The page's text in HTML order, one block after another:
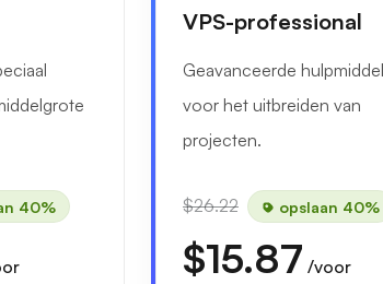
40%
VPS-professional
Geavanceerde
voor het uitbreiden van
projecten.
$26.22 opslaan 40%
$15.87 /voor